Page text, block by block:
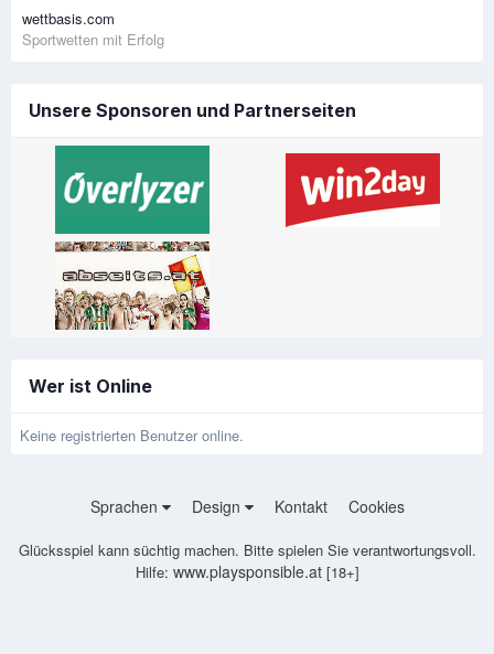
wettbasis.com
Sportwetten mit Erfolg
Unsere Sponsoren und Partnerseiten
Wer ist Online
Keine registrierten Benutzer online.
Sprachen Design Kontakt Cookies
Glücksspiel kann süchtig machen. Bitte spielen Sie verantwortungsvoll.
Hilfe: www.playsponsible.at[18+]